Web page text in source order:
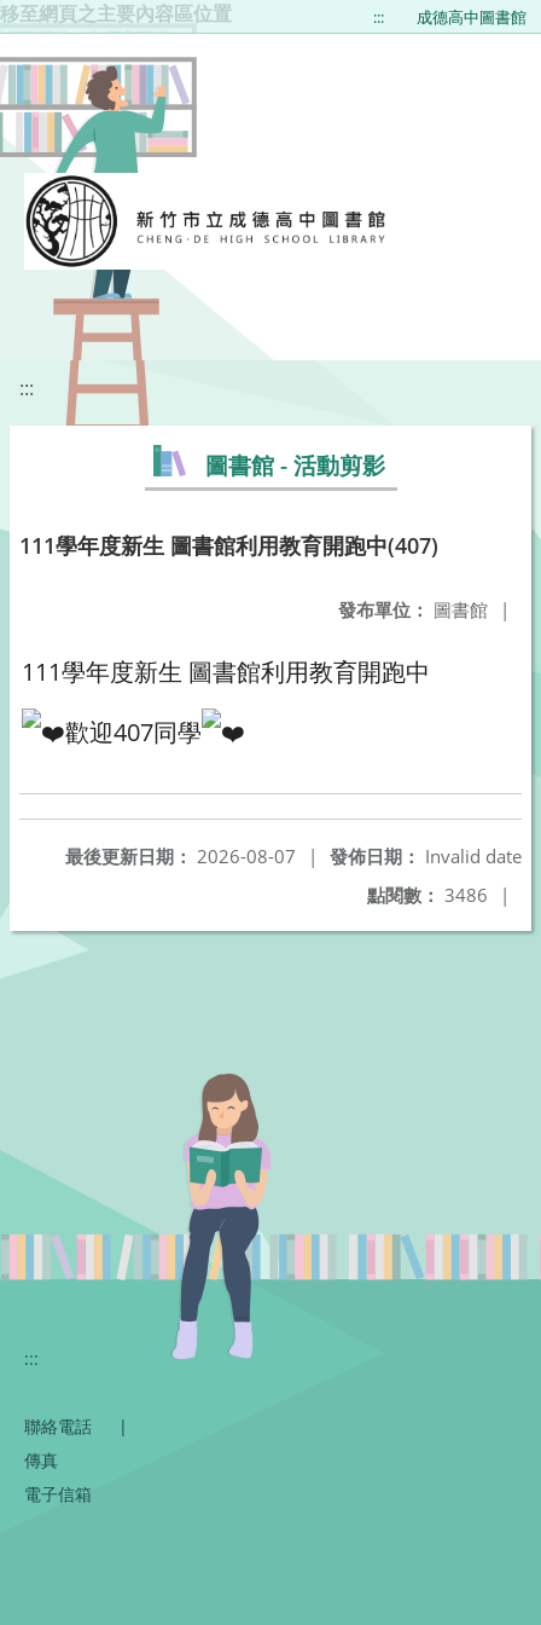
移至網頁之主要內容區位置 ::: 成德高中圖書館
:::
圖書館 - 活動剪影
111學年度新生 圖書館利用教育開跑中(407)
發布單位： 圖書館 |
111學年度新生 圖書館利用教育開跑中
歡迎407同學
發佈日期： Invalid date
最後更新日期： 2026-08-07
|
點閱數： 3486 |
:::
聯絡電話
|
傳真
電子信箱